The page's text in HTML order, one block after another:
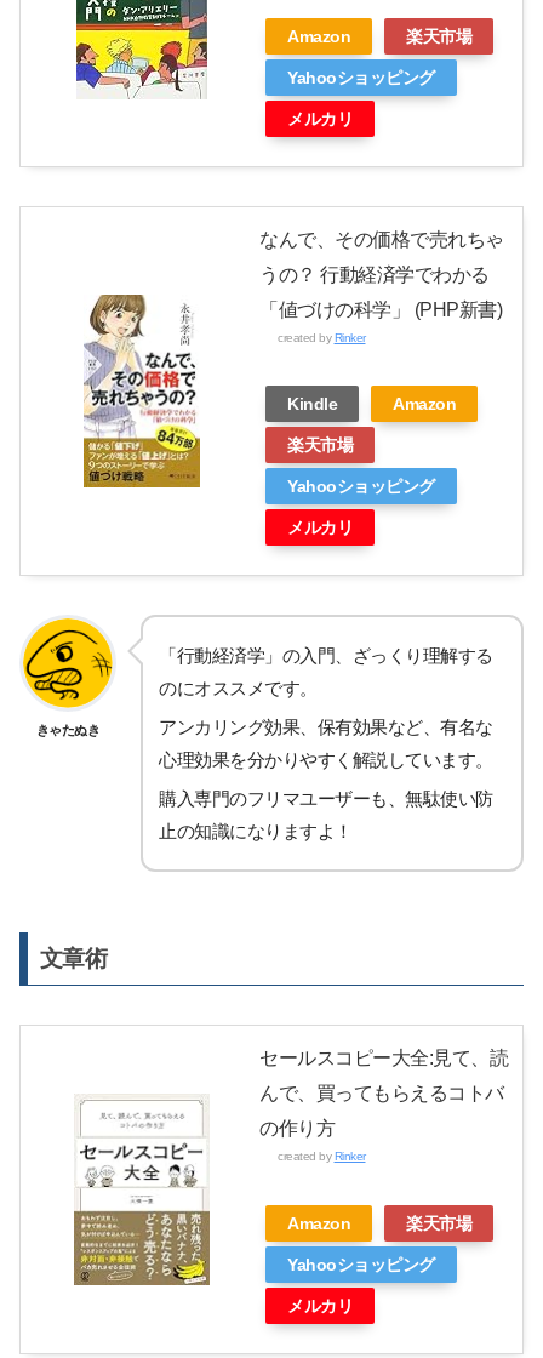
Amazon 楽天市場
Yahooショッピング
メルカリ
なんで、その価格で売れちゃ
うの？ 行動経済学でわかる
「値づけの科学」 (PHP新書)
created byRinker
Kindle Amazon
楽天市場
Yahooショッピング
メルカリ
きゃたぬき
「行動経済学」の入門、ざっくり理解する
のにオススメです。
アンカリング効果、保有効果など、有名な
心理効果を分かりやすく解説しています。
購入専門のフリマユーザーも、無駄使い防
止の知識になりますよ！
文章術
セールスコピー大全:見て、読
んで、買ってもらえるコトバ
の作り方
created by Rinker
Amazon 楽天市場
Yahooショッピング
メルカリ